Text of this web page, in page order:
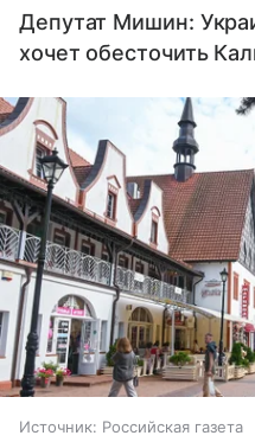
Депутат Мишин:
хочет обесточить
Источник: Российская газета